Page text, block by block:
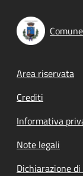
Footer
Area riservata
Crediti
Informativa
Note legali
Dichiarazione